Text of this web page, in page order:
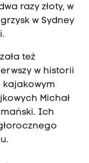
razy złoty, w
w Sydney
też
w historii
kajakowym
Michał
Ich